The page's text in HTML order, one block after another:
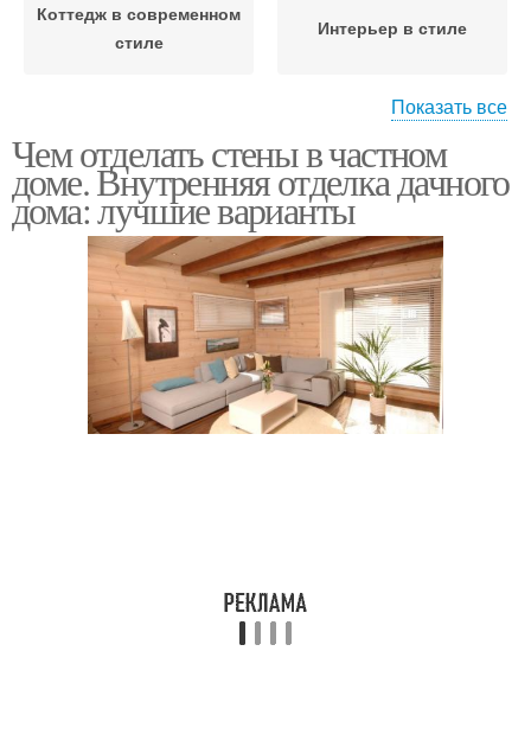
Коттедж в современном
стиле
Интерьер в стиле
Арабский стиль Английский стиль
Американский стиль
Показать все
Чем отделать стены в частном
доме. Внутренняя отделка дачного
дома: лучшие варианты